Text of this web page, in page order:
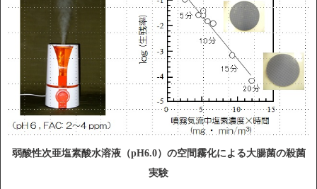
弱酸性次亜塩素酸水溶液（pH6.0）の空間霧化による大腸菌の殺菌
実験